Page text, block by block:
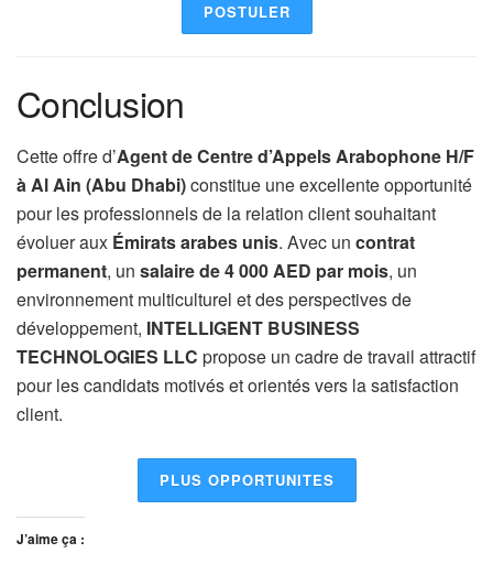
POSTULER
Conclusion
Cette offre d’Agent de Centre d’Appels Arabophone H/F
à Al Ain (Abu Dhabi)constitue une excellente opportunité
pour les professionnels de la relation client souhaitant
évoluer aux Émirats arabes unis. Avec un contrat
permanent, un salaire de 4 000 AED par mois, un
environnement multiculturel et des perspectives de
développement, INTELLIGENT BUSINESS
TECHNOLOGIES LLC propose un cadre de travail attractif
pour les candidats motivés et orientés vers la satisfaction
client.
PLUS OPPORTUNITES
J’aime ça :